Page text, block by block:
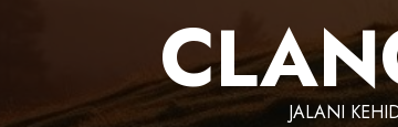
JALANI